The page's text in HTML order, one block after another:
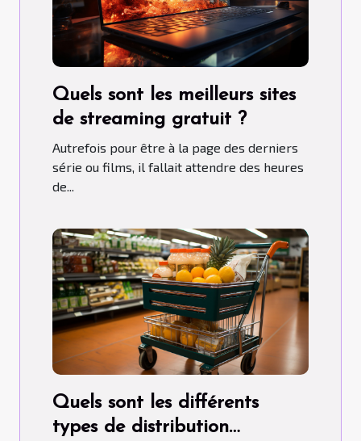
Quels sont les meilleurs sites
de streaming gratuit ?
Autrefois pour être à la page des derniers
série ou films, il fallait attendre des heures
de...
Quels sont les différents
types de distribution